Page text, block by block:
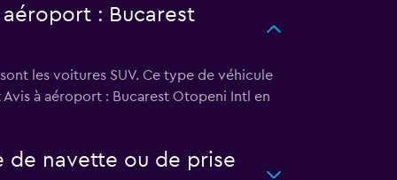
: Bucarest
les voitures SUV. Ce type de véhicule
à aéroport : Bucarest Otopeni Intl en
de navette ou de prise